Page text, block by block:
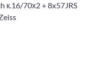
к.16/70х2 + 8x57JRS